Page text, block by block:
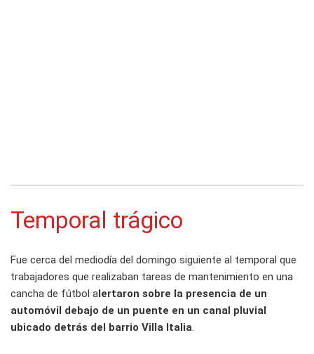
Temporal trágico
Fue cerca del mediodía del domingo siguiente al temporal que
trabajadores que realizaban tareas de mantenimiento en una
cancha de fútbol alertaron sobre la presencia de un
automóvil debajo de un puente en un canal pluvial
ubicado detrás del barrio Villa Italia.